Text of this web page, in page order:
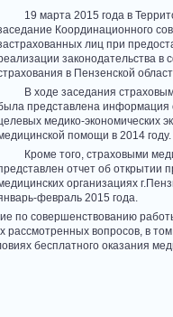
19 марта 2015 года в
Координационного
лиц при
законодательства в
в Пензенской
В ходе заседания
представлена информация
медико-экономических
помощи в 2014 году.
Кроме того, страховыми
отчет об открытии
организациях
февраль 2015 года.
совершенствованию работы
рассмотренных вопросов, в
бесплатного оказания